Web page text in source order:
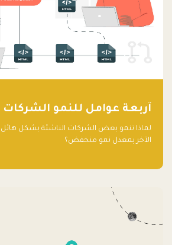
آربعة عوامل للنمو الشركات
لماذا تنمو بعض الشركات الناشئة بشكل هائل
الآخر بمعدل نمو منخفض؟